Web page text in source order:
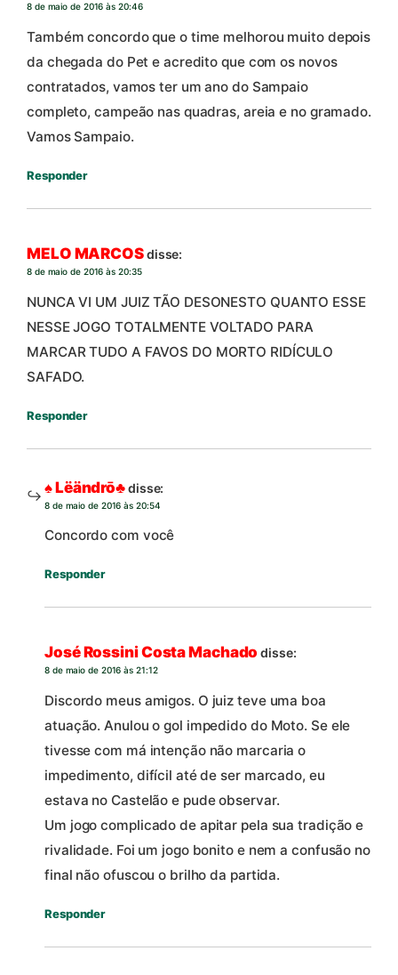
8 de maio de 2016 às 20:46
Também concordo que o time melhorou muito depois
da chegada do Pet e acredito que com os novos
contratados, vamos ter um ano do Sampaio
completo, campeão nas quadras, areia e no gramado.
Vamos Sampaio.
Responder
MELO MARCOSdisse:
8 de maio de 2016 às 20:35
NUNCA VI UM JUIZ TÃO DESONESTO QUANTO ESSE
NESSE JOGO TOTALMENTE VOLTADO PARA
MARCAR TUDO A FAVOS DO MORTO RIDÍCULO
SAFADO.
Responder
♠ Lëändrō♣disse:
8 de maio de 2016 às 20:54
Concordo com você
Responder
José Rossini Costa Machado disse:
8 de maio de 2016 às 21:12
Discordo meus amigos. O juiz teve uma boa
atuação. Anulou o gol impedido do Moto. Se ele
tivesse com má intenção não marcaria o
impedimento, difícil até de ser marcado, eu
estava no Castelão e pude observar.
Um jogo complicado de apitar pela sua tradição e
rivalidade. Foi um jogo bonito e nem a confusão no
final não ofuscou o brilho da partida.
Responder